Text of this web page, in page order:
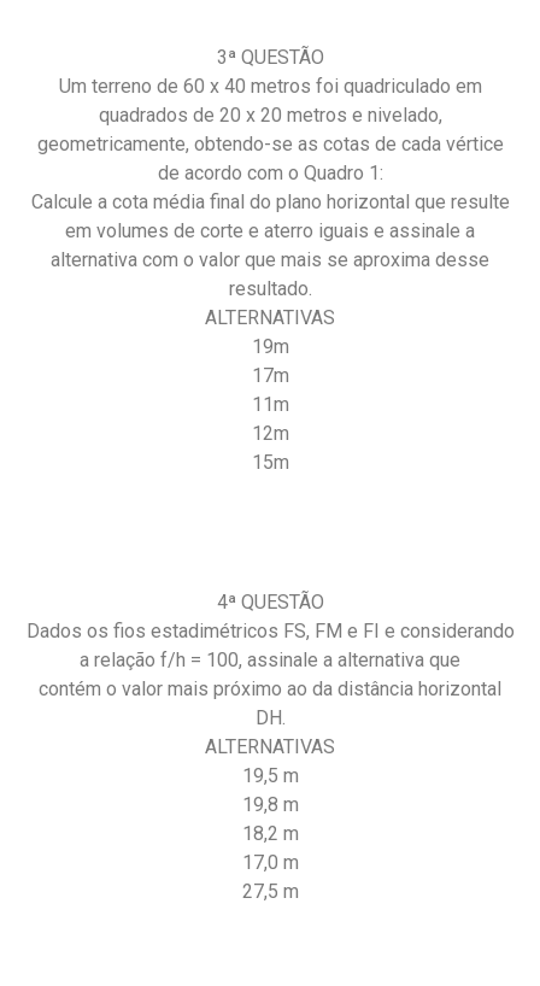
3ª QUESTÃO
Um terreno de 60 x 40 metros foi quadriculado em
quadrados de 20 x 20 metros e nivelado,
geometricamente, obtendo-se as cotas de cada vértice
de acordo com o Quadro 1:
Calcule a cota média final do plano horizontal que resulte
em volumes de corte e aterro iguais e assinale a
alternativa com o valor que mais se aproxima desse
resultado.
ALTERNATIVAS
19m
17m
11m
12m
15m
4ª QUESTÃO
Dados os fios estadimétricos FS, FM e FI e considerando
a relação f/h = 100, assinale a alternativa que
contém o valor mais próximo ao da distância horizontal
DH.
ALTERNATIVAS
19,5 m
19,8 m
18,2 m
17,0 m
27,5 m